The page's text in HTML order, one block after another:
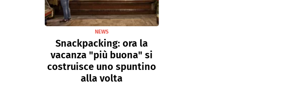
NEWS
Snackpacking: ora la
vacanza "più buona" si
costruisce uno spuntino
alla volta